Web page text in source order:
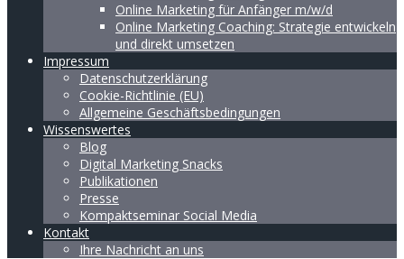
Online Marketing für Anfänger m/w/d
Online Marketing Coaching: Strategie entwickeln
und direkt umsetzen
Impressum
Datenschutzerklärung
Cookie-Richtlinie (EU)
Allgemeine Geschäftsbedingungen
Wissenswertes
Blog
Digital Marketing Snacks
Publikationen
Presse
Kompaktseminar Social Media
Kontakt
Ihre Nachricht an uns